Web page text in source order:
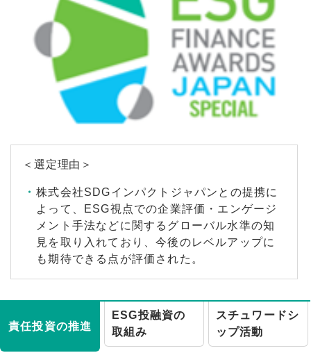
＜選定理由＞
株式会社SDGインパクトジャパンとの提携に
よって、ESG視点での企業評価・エンゲージ
メント手法などに関するグローバル水準の知
見を取り入れており、今後のレベルアップに
も期待できる点が評価された。
責任投資の推進
ESG投融資の
取組み
スチュワードシ
ップ活動